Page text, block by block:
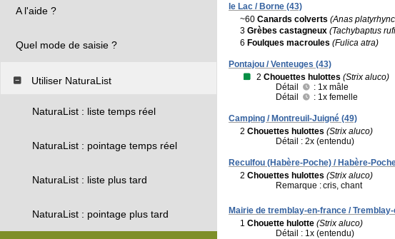
A l'aide ?
Quel mode de saisie ?
Utiliser NaturaList
NaturaList : liste temps réel
NaturaList : pointage temps réel
NaturaList : liste plus tard
NaturaList : pointage plus tard
le Lac / Borne (43)
~60 Canards colverts (Anas
3 Grèbes castagneux (Tachybaptus
6 Foulques macroules (Fulica atra)
Pontajou / Venteuges (43)
2 Chouettes hulottes (Strix aluco)
Détail
: 1x mâle
Détail
: 1x femelle
Camping / Montreuil-Juigné (49)
2 Chouettes hulottes (Strix aluco)
Détail : 2x (entendu)
Reculfou (Habère-Poche) / Habère-
2 Chouettes hulottes (Strix aluco)
Remarque :cris, chant
Mairie de tremblay-en-france /
1 Chouette hulotte (Strix aluco)
Détail : 1x (entendu)